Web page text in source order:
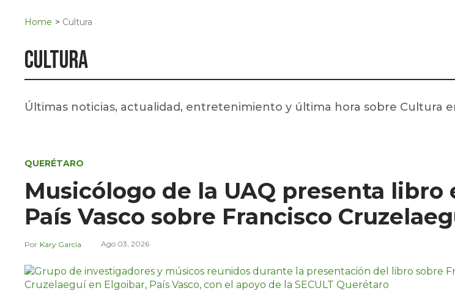
Home > Cultura
Cultura
Últimas noticias, actualidad, entretenimiento y última hora sobre Cultura
QUERÉTARO
Musicólogo de la UAQ presenta libro
País Vasco sobre Francisco
Kary García Ago 03, 2026